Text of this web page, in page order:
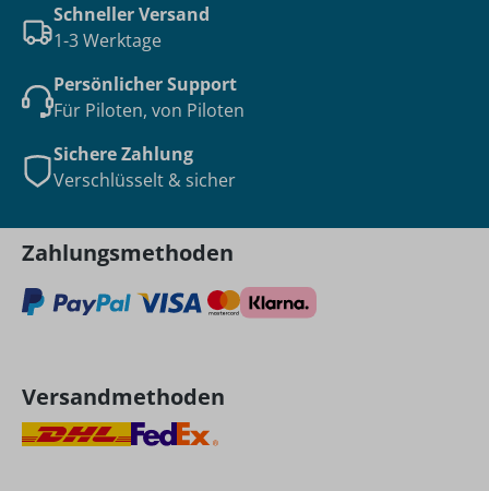
Schneller Versand
1-3 Werktage
Persönlicher Support
Für Piloten, von Piloten
Sichere Zahlung
Verschlüsselt & sicher
Zahlungsmethoden
Versandmethoden